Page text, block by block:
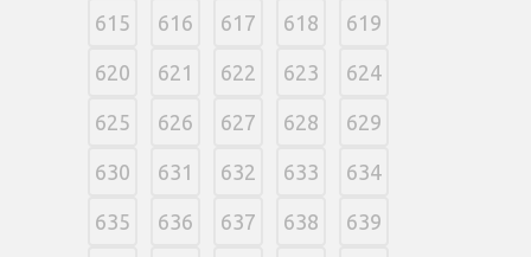
615 616 617 618 619
620 621 622 623 624
625 626 627 628 629
630 631 632 633 634
635 636 637 638 639